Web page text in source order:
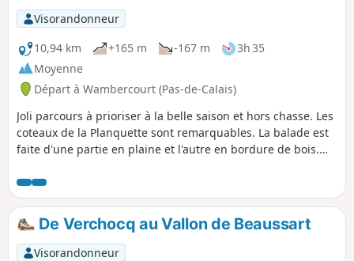
Visorandonneur
10,94 km
+165 m -167 m
3h 35
Moyenne
Départ à Wambercourt (Pas-de-Calais)
Joli parcours à prioriser à la belle saison et hors chasse. Les
coteaux de la Planquette sont remarquables. La balade est
faite d'une partie en plaine et l'autre en bordure de bois.
intéressant.
De Verchocq au Vallon de Beaussart
Visorandonneur